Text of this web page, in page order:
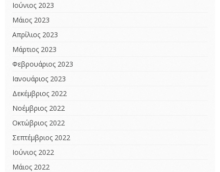
Ιούνιος 2023
Μάιος 2023
Απρίλιος 2023
Μάρτιος 2023
Φεβρουάριος 2023
Ιανουάριος 2023
Δεκέμβριος 2022
Νοέμβριος 2022
Οκτώβριος 2022
Σεπτέμβριος 2022
Ιούνιος 2022
Μάιος 2022